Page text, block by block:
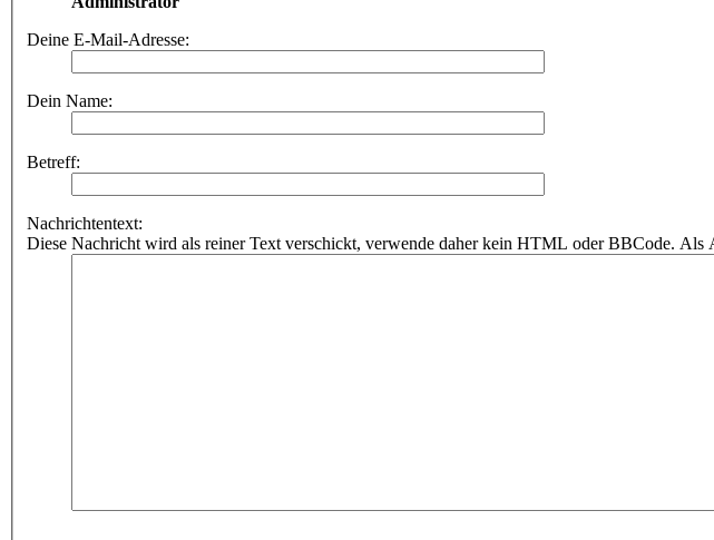
Deine E-Mail-Adresse:
Dein Name:
Betreff:
Nachrichtentext:
Diese Nachricht wird als reiner Text verschickt, verwende daher kein HTML oder BBCode.